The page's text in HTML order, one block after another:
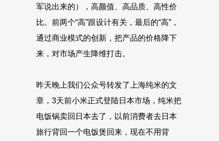
军说出来的），高颜值、高品质、高性价
比。前两个“高”跟设计有关，最后的“高”，
通过商业模式的创新，把产品的价格降下
来，对市场产生降维打击。
昨天晚上我们公众号转发了上海纯米的文
章，3天前小米正式登陆日本市场，纯米把
电饭锅卖回日本去了，以前消费者去日本
旅行背回一个电饭煲回来，现在不用背